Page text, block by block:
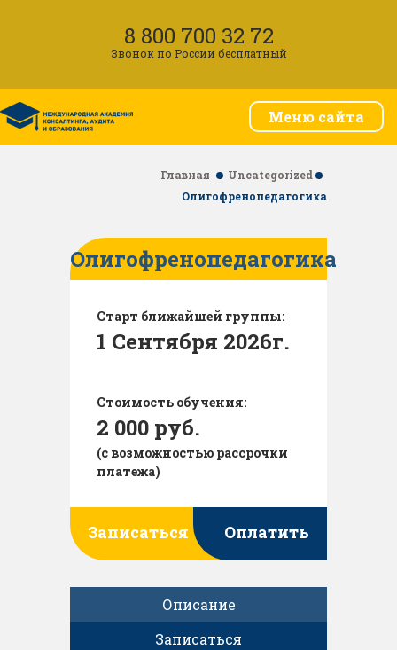
8 800 700 32 72
Звонок по России бесплатный
Меню сайта
Главная
Uncategorized
Олигофренопедагогика
Олигофренопедагогика
Старт ближайшей группы:
1 Сентября 2026г.
Стоимость обучения:
2 000 руб.
(с возможностью рассрочки
платежа)
Записаться Оплатить
Описание
Записаться